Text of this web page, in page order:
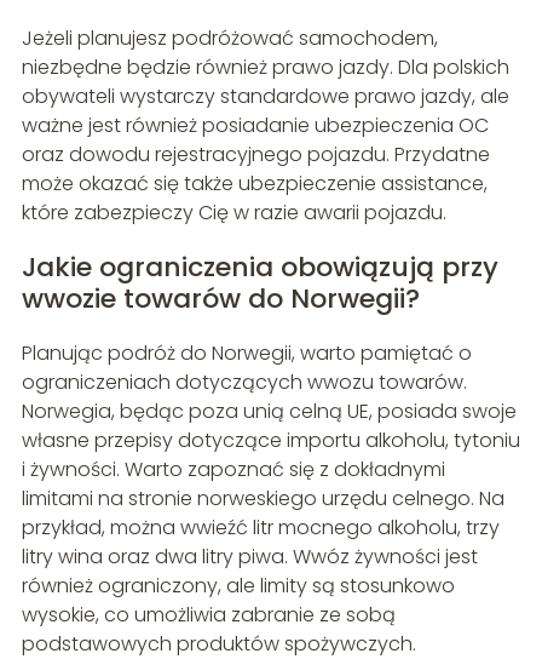
Jeżeli planujesz podróżować samochodem,
niezbędne będzie również prawo jazdy. Dla polskich
obywateli wystarczy standardowe prawo jazdy, ale
ważne jest również posiadanie ubezpieczenia OC
oraz dowodu rejestracyjnego pojazdu. Przydatne
może okazać się także ubezpieczenie assistance,
które zabezpieczy Cię w razie awarii pojazdu.
Jakie ograniczenia obowiązują przy
wwozie towarów do Norwegii?
Planując podróż do Norwegii, warto pamiętać o
ograniczeniach dotyczących wwozu towarów.
Norwegia, będąc poza unią celną UE, posiada swoje
własne przepisy dotyczące importu alkoholu, tytoniu
i żywności. Warto zapoznać się z dokładnymi
limitami na stronie norweskiego urzędu celnego. Na
przykład, można wwieźć litr mocnego alkoholu, trzy
litry wina oraz dwa litry piwa. Wwóz żywności jest
również ograniczony, ale limity są stosunkowo
wysokie, co umożliwia zabranie ze sobą
podstawowych produktów spożywczych.